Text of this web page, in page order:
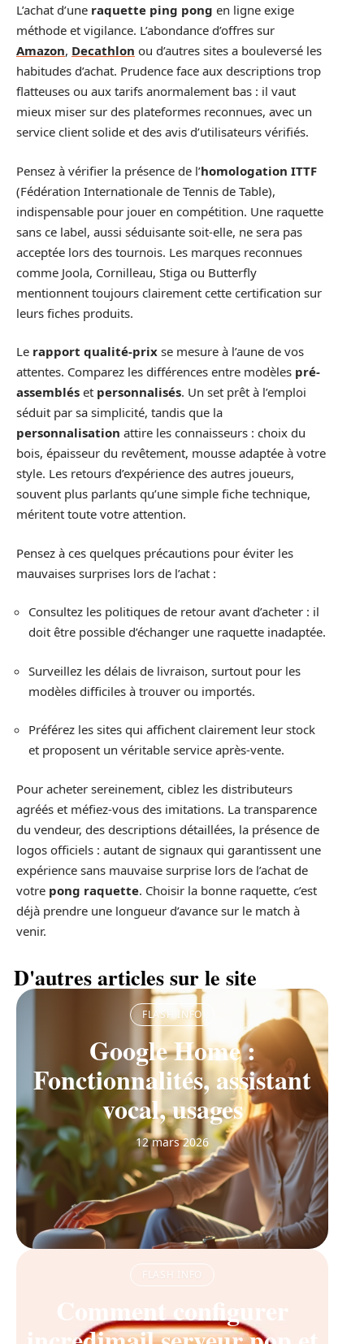
L’achat d’une raquette ping pong en ligne exige
méthode et vigilance. L’abondance d’offres sur
Amazon, Decathlon ou d’autres sites a bouleversé les
habitudes d’achat. Prudence face aux descriptions trop
flatteuses ou aux tarifs anormalement bas : il vaut
mieux miser sur des plateformes reconnues, avec un
service client solide et des avis d’utilisateurs vérifiés.
Pensez à vérifier la présence de l’homologation ITTF
(Fédération Internationale de Tennis de Table),
indispensable pour jouer en compétition. Une raquette
sans ce label, aussi séduisante soit-elle, ne sera pas
acceptée lors des tournois. Les marques reconnues
comme Joola, Cornilleau, Stiga ou Butterfly
mentionnent toujours clairement cette certification sur
leurs fiches produits.
Le rapport qualité-prix se mesure à l’aune de vos
attentes. Comparez les différences entre modèles pré-
assemblés et personnalisés. Un set prêt à l’emploi
séduit par sa simplicité, tandis que la
personnalisation attire les connaisseurs : choix du
bois, épaisseur du revêtement, mousse adaptée à votre
style. Les retours d’expérience des autres joueurs,
souvent plus parlants qu’une simple fiche technique,
méritent toute votre attention.
Pensez à ces quelques précautions pour éviter les
mauvaises surprises lors de l’achat :
Consultez les politiques de retour avant d’acheter : il
doit être possible d’échanger une raquette inadaptée.
Surveillez les délais de livraison, surtout pour les
modèles difficiles à trouver ou importés.
Préférez les sites qui affichent clairement leur stock
et proposent un véritable service après-vente.
Pour acheter sereinement, ciblez les distributeurs
agréés et méfiez-vous des imitations. La transparence
du vendeur, des descriptions détaillées, la présence de
logos officiels : autant de signaux qui garantissent une
expérience sans mauvaise surprise lors de l’achat de
votre pong raquette. Choisir la bonne raquette, c’est
déjà prendre une longueur d’avance sur le match à
venir.
D'autres articles sur le site
FLASH INFO
Google Home :
Fonctionnalités, assistant
vocal, usages
12 mars 2026
FLASH INFO
Comment configurer